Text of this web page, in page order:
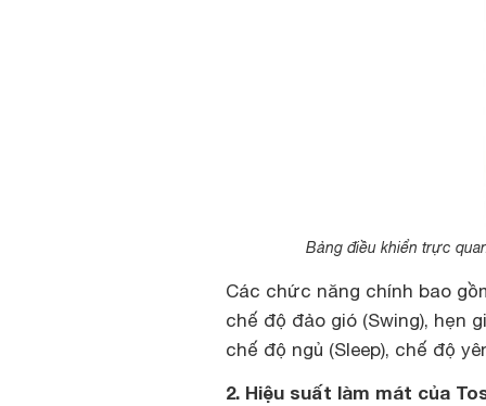
Bảng điều khiển trực
Các chức năng chính bao
chế độ đảo gió (Swing), hẹn
chế độ ngủ (Sleep), chế độ
2. Hiệu suất làm mát của